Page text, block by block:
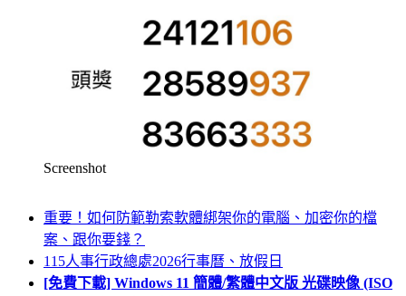
Screenshot
重要！如何防範勒索軟體綁架你的電腦、加密你的檔
案、跟你要錢？
115人事行政總處2026行事曆、放假日
[免費下載] Windows 11 簡體/繁體中文版 光碟映像 (ISO